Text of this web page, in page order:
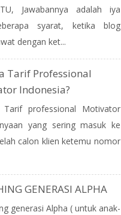
Jawabannya adalah iya
syarat, ketika blog
dengan ket...
Tarif Professional
Indonesia?
Tarif professional Motivator
yang sering masuk ke
calon klien ketemu nomor
GENERASI ALPHA
generasi Alpha ( untuk anak-